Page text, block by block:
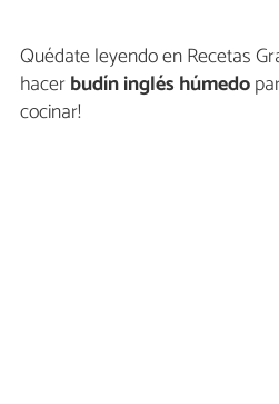
Quédate leyendo en Recetas
hacerbudín inglés húmedo
cocinar!